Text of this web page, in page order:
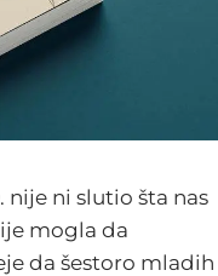
nije ni slutio šta nas
mogla da
da šestoro mladih